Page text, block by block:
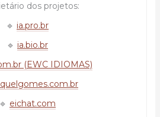
dos projetos:
🔹 ia.pro.br
🔹 ia.bio.br
(EWC IDIOMAS)
🔹 eichat.com